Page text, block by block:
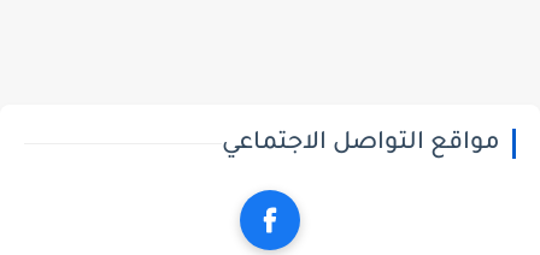
مواقع التواصل الاجتماعي